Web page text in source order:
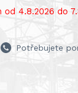
4.8.2026 do
Potřebujete